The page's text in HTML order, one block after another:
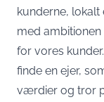
kunderne,
med
for vores
finde en ejer,
værdier og tror